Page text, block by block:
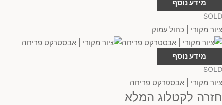
מידע נוסף
SOLD
ציור מקורי | כחול עמוק
מידע נוסף
SOLD
ציור מקורי | אבסטרקט פריחה
חזרה לקטלוג המלא